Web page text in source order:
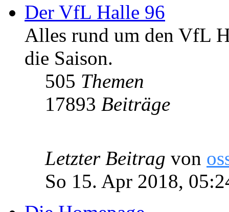
Der VfL Halle 96
Alles rund um den VfL
die Saison.
505 Themen
17893 Beiträge
Letzter Beitrag von
So 15. Apr 2018,